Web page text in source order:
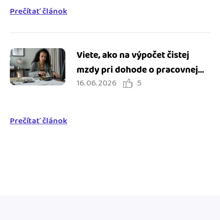
Prečítať článok
Viete, ako na výpočet čistej
mzdy pri dohode o pracovnej
činnosti?
16. 06. 2026 5
Prečítať článok